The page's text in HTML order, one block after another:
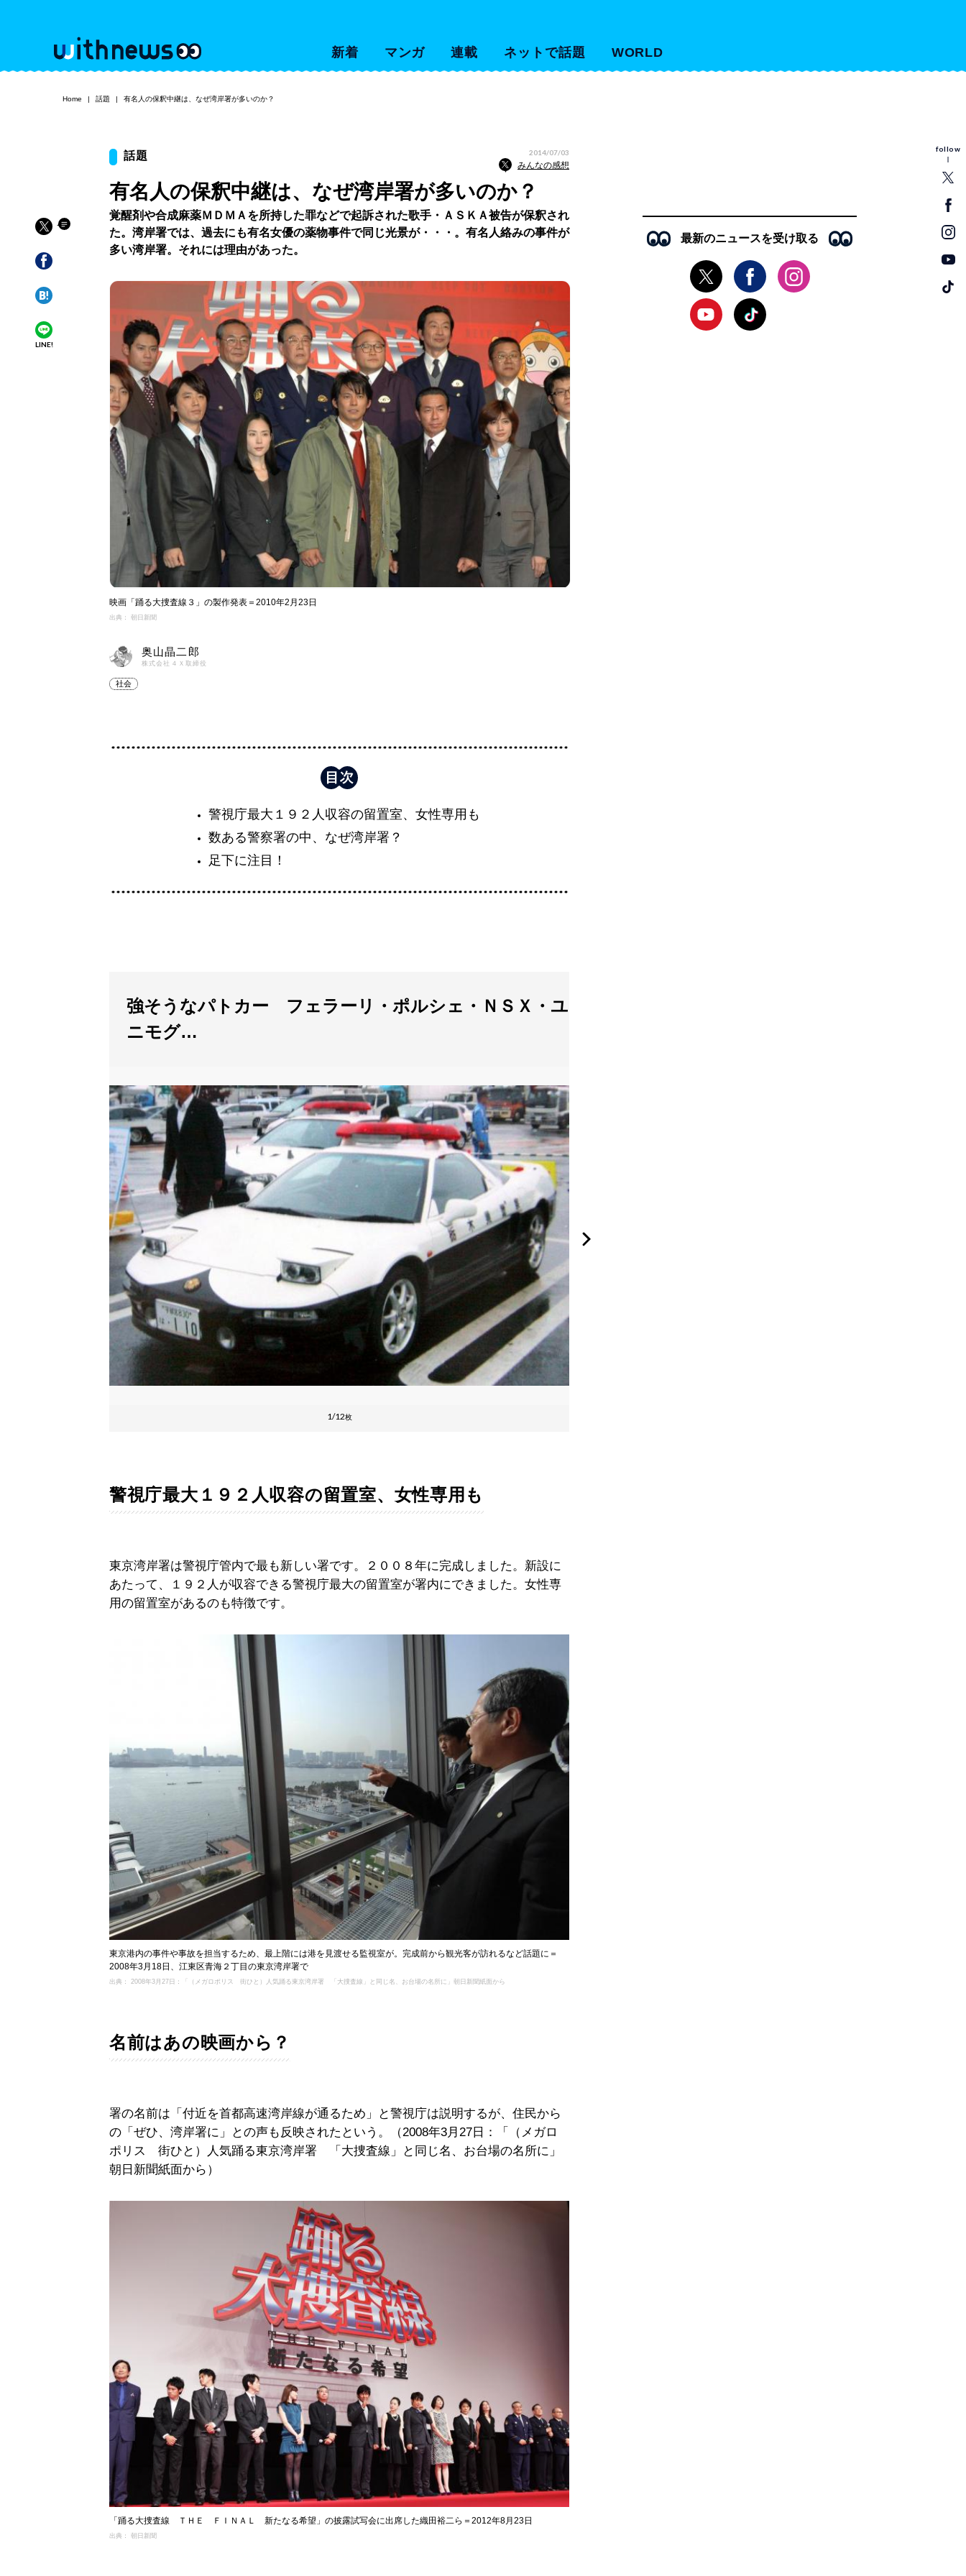
新着 マンガ 連載 ネットで話題 WORLD
follow
Home 話題 有名人の保釈中継は、なぜ湾岸署が多いのか？
LINE!
話題 2014/07/03
みんなの感想
有名人の保釈中継は、なぜ湾岸署が多いのか？
覚醒剤や合成麻薬ＭＤＭＡを所持した罪などで起訴された歌手・ＡＳＫＡ被告が保釈され
た。湾岸署では、過去にも有名女優の薬物事件で同じ光景が・・・。有名人絡みの事件が
多い湾岸署。それには理由があった。
映画「踊る大捜査線３」の製作発表＝2010年2月23日
出典： 朝日新聞
奥山晶二郎
株式会社４Ｘ取締役
社会
警視庁最大１９２人収容の留置室、女性専用も
数ある警察署の中、なぜ湾岸署？
足下に注目！
強そうなパトカー フェラーリ・ポルシェ・ＮＳＸ・ユ
ニモグ…
1/12枚
警視庁最大１９２人収容の留置室、女性専用も
東京湾岸署は警視庁管内で最も新しい署です。２００８年に完成しました。新設に
あたって、１９２人が収容できる警視庁最大の留置室が署内にできました。女性専
用の留置室があるのも特徴です。
東京港内の事件や事故を担当するため、最上階には港を見渡せる監視室が。完成前から観光客が訪れるなど話題に＝
2008年3月18日、江東区青海２丁目の東京湾岸署で
出典： 2008年3月27日：「（メガロポリス 街ひと）人気踊る東京湾岸署 「大捜査線」と同じ名、お台場の名所に」朝日新聞紙面から
名前はあの映画から？
署の名前は「付近を首都高速湾岸線が通るため」と警視庁は説明するが、住民から
の「ぜひ、湾岸署に」との声も反映されたという。（2008年3月27日：「（メガロ
ポリス 街ひと）人気踊る東京湾岸署 「大捜査線」と同じ名、お台場の名所に」
朝日新聞紙面から）
「踊る大捜査線 ＴＨＥ ＦＩＮＡＬ 新たなる希望」の披露試写会に出席した織田裕二ら＝2012年8月23日
出典： 朝日新聞
最新のニュースを受け取る